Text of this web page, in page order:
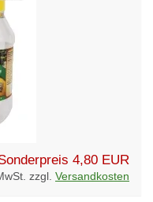
4,80 EUR
zzgl. Versandkosten